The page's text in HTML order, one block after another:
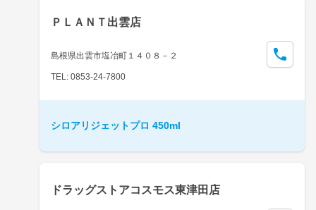
ＰＬＡＮＴ出雲店
島根県出雲市塩冶町１４０８－２
TEL: 0853-24-7800
シロアリジェットプロ 450ml
ドラッグストアコスモス東津田店